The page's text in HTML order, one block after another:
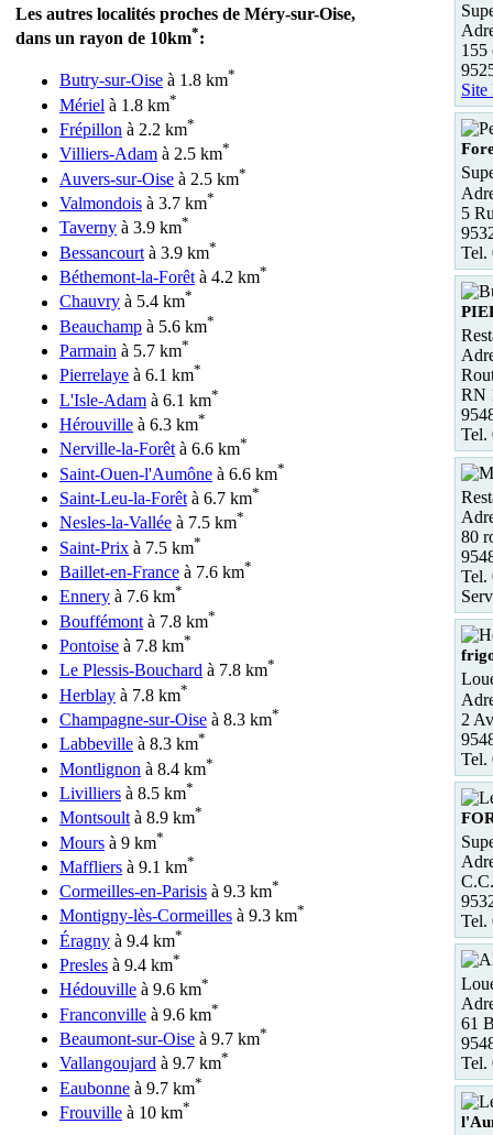
Les autres localités proches de Méry-sur-Oise,
dans un rayon de 10km*:
Butry-sur-Oise à 1.8 km*
Mériel à 1.8 km*
Frépillon à 2.2 km*
Villiers-Adam à 2.5 km*
Auvers-sur-Oise à 2.5 km*
Valmondois à 3.7 km*
Taverny à 3.9 km*
Bessancourt à 3.9 km*
Béthemont-la-Forêt à 4.2 km*
Chauvry à 5.4 km*
Beauchamp à 5.6 km*
Parmain à 5.7 km*
Pierrelaye à 6.1 km*
L'Isle-Adam à 6.1 km*
Hérouville à 6.3 km*
Nerville-la-Forêtà 6.6 km*
Saint-Ouen-l'Aumône à 6.6 km*
Saint-Leu-la-Forêt à 6.7 km*
Nesles-la-Vallée à 7.5 km*
Saint-Prix à 7.5 km*
Baillet-en-France à 7.6 km*
Ennery à 7.6 km*
Bouffémont à 7.8 km*
Pontoise à 7.8 km*
Le Plessis-Bouchard à 7.8 km*
Herblay à 7.8 km*
Champagne-sur-Oise à 8.3 km*
Labbeville à 8.3 km*
Montlignon à 8.4 km*
Livilliers à 8.5 km*
Montsoultà 8.9 km*
Mours à 9 km*
Maffliers à 9.1 km*
Cormeilles-en-Parisis à 9.3 km*
Montigny-lès-Cormeilles à 9.3 km*
Éragny à 9.4 km*
Presles à 9.4 km*
Hédouville à 9.6 km*
Franconville à 9.6 km*
Beaumont-sur-Oise à 9.7 km*
Vallangoujard à 9.7 km*
Eaubonne à 9.7 km*
Frouville à 10 km*
155
Site
5
Tel.
RN
Tel.
80
Tel.
2
Tel.
Tel.
61
Tel.